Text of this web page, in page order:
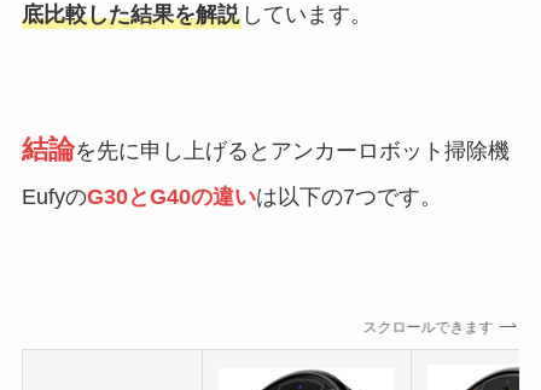
底比較した結果を解説しています。
結論を先に申し上げるとアンカーロボット掃除機
EufyのG30とG40の違いは以下の7つです。
スクロールできます